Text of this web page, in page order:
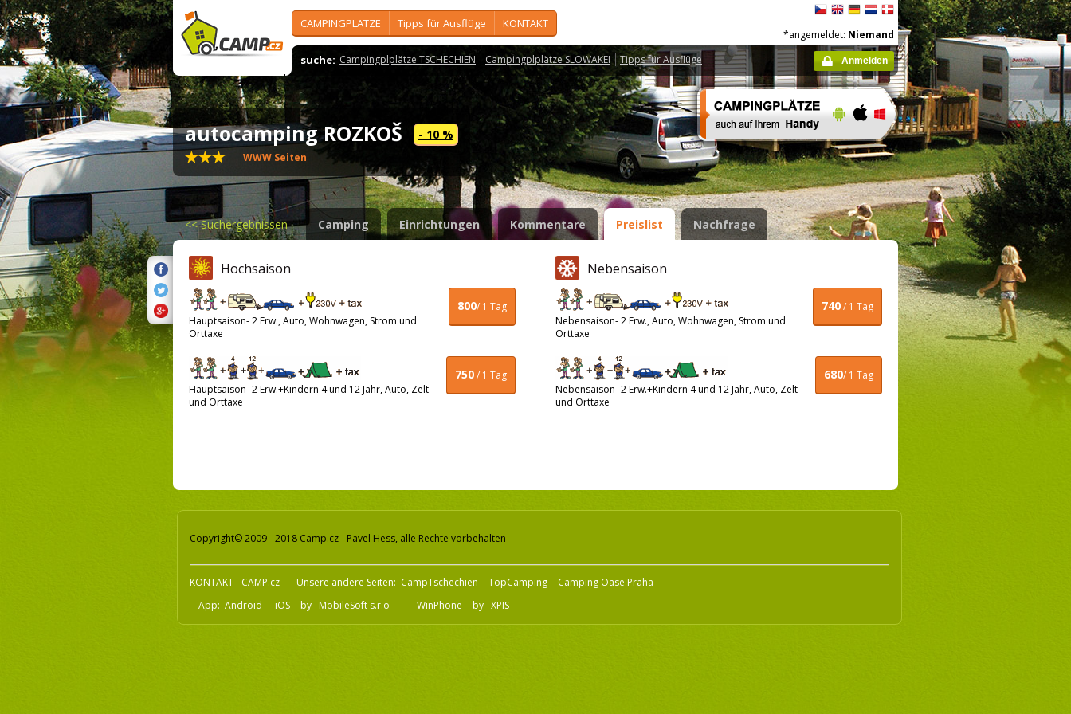
CAMPINGPLÄTZE Tipps für Ausflüge KONTAKT
suche: Campingplplätze TSCHECHIEN Campingplplätze SLOWAKEI Tipps für Ausflüge
*angemeldet: Niemand
Anmelden
autocamping ROZKOŠ - 10 %
WWW Seiten
<<Suchergebnissen Camping Einrichtungen Kommentare Preislist Nachfrage
Hochsaison
800/ 1 Tag
Hauptsaison- 2 Erw., Auto, Wohnwagen, Strom und
Orttaxe
750/ 1 Tag
Hauptsaison- 2 Erw.+Kindern 4 und 12 Jahr, Auto, Zelt
und Orttaxe
Nebensaison
740/ 1 Tag
Nebensaison- 2 Erw., Auto, Wohnwagen, Strom und
Orttaxe
680/ 1 Tag
Nebensaison- 2 Erw.+Kindern 4 und 12 Jahr, Auto, Zelt
und Orttaxe
Copyright© 2009 - 2018 Camp.cz - Pavel Hess, alle Rechte vorbehalten
KONTAKT - CAMP.cz Unsere andere Seiten: CampTschechien TopCamping
Camping Oase Praha
App: Android iOS by MobileSoft s.r.o WinPhone by XPIS